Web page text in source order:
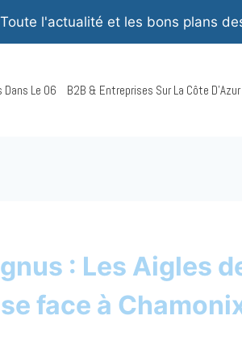
Toute l'actualité et les bons plans
Le 06 B2B & Entreprises Sur La Côte D’Azur
: Les Aigles
face à